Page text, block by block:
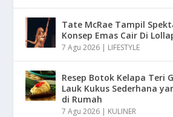
Tate McRae Tampil
Konsep Emas Cair Di
7 Agu 2026 | LIFESTYLE
Resep Botok Kelapa Teri
Lauk Kukus Sederhana
di Rumah
7 Agu 2026 | KULINER